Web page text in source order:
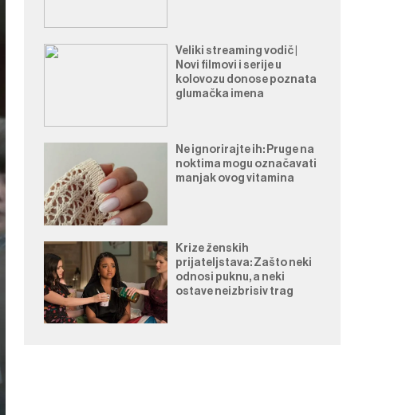
Veliki streaming vodič |
Novi filmovi i serije u
kolovozu donose poznata
glumačka imena
Ne ignorirajte ih: Pruge na
noktima mogu označavati
manjak ovog vitamina
Krize ženskih
prijateljstava: Zašto neki
odnosi puknu, a neki
ostave neizbrisiv trag